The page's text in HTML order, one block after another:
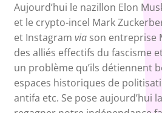
Aujourd’hui le nazillon Elon
et le crypto-incel Mark
et Instagram viason entreprise
des alliés effectifs du fascisme
un problème qu’ils détiennent
espaces historiques de
antifa etc. Se pose aujourd’hui